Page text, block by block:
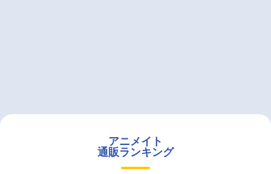
アニメイト
通販ランキング